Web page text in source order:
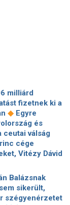
milliárd
fizetnek ki a
◆ Egyre
és
ceutai válság
cége
Vitézy Dávid
felmondja a
Balázsnak
sikerült,
szégyenérzetet